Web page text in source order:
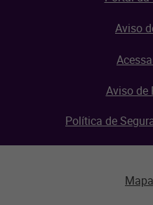
Aviso
Aviso de
Política de